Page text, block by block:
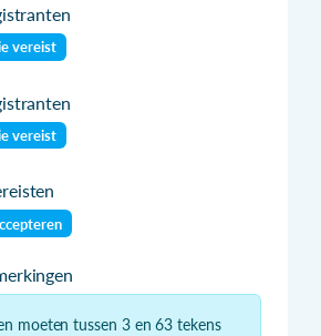
vereist
vereist
moeten tussen 3 en 63 tekens